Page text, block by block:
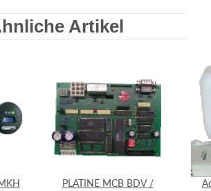
Artikel
PLATINE MCB BDV /